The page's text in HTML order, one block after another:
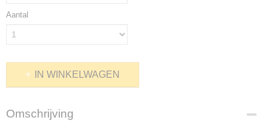
Aantal
IN WINKELWAGEN
Omschrijving